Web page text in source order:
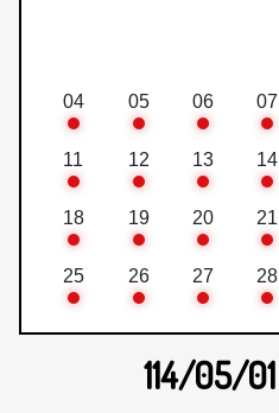
04 05 06 07
11 12 13 14
18 19 20 21
25 26 27 28
114/05/01